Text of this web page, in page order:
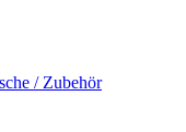
/ Zubehör